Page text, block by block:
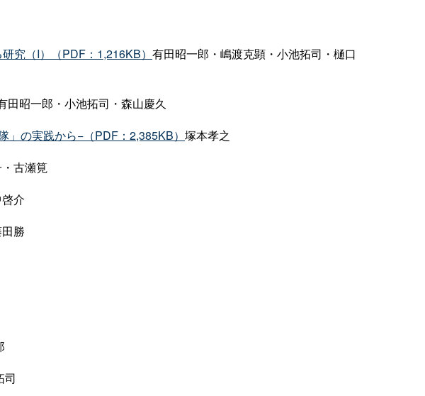
究（I）（PDF：1,216KB） 有田昭一郎・嶋渡克顕・小池拓司・樋口
田昭一郎・小池拓司・森山慶久
の実践から−（PDF：2,385KB） 塚本孝之
古瀬筧
介
勝
司